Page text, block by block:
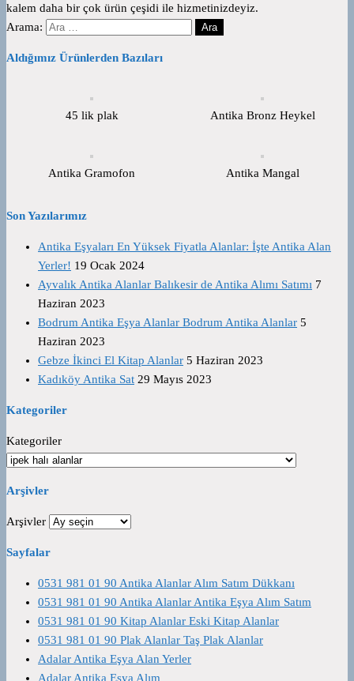
kalem daha bir çok ürün çeşidi ile hizmetinizdeyiz.
Arama:
Aldığımız Ürünlerden Bazıları
45 lik plak Antika Bronz Heykel
Antika Gramofon Antika Mangal
Son Yazılarımız
Antika Eşyaları En Yüksek Fiyatla Alanlar: İşte Antika Alan
Yerler! 19 Ocak 2024
Ayvalık Antika Alanlar Balıkesir de Antika Alımı Satımı 7
Haziran 2023
Bodrum Antika Eşya Alanlar Bodrum Antika Alanlar 5
Haziran 2023
Gebze İkinci El Kitap Alanlar 5 Haziran 2023
Kadıköy Antika Sat 29 Mayıs 2023
Kategoriler
Kategoriler
Arşivler
Arşivler
Sayfalar
0531 981 01 90 Antika Alanlar Alım Satım Dükkanı
0531 981 01 90 Antika Alanlar Antika Eşya Alım Satım
0531 981 01 90 Kitap Alanlar Eski Kitap Alanlar
0531 981 01 90 Plak Alanlar Taş Plak Alanlar
Adalar Antika Eşya Alan Yerler
Adalar Antika Eşya Alım